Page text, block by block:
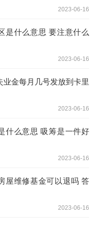
2023-06-16
是什么意思 要注意什么
2023-06-16
业金每月几号发放到卡里
2023-06-16
什么意思 吸筹是一件好
2023-06-16
屋维修基金可以退吗 答
2023-06-16